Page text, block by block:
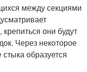
между секциями
они будут
Через некоторое
образуется